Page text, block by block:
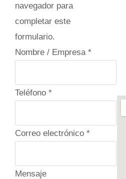
navegador para
completar este
formulario.
Nombre / Empresa *
Teléfono *
Correo electrónico *
/Mensaje